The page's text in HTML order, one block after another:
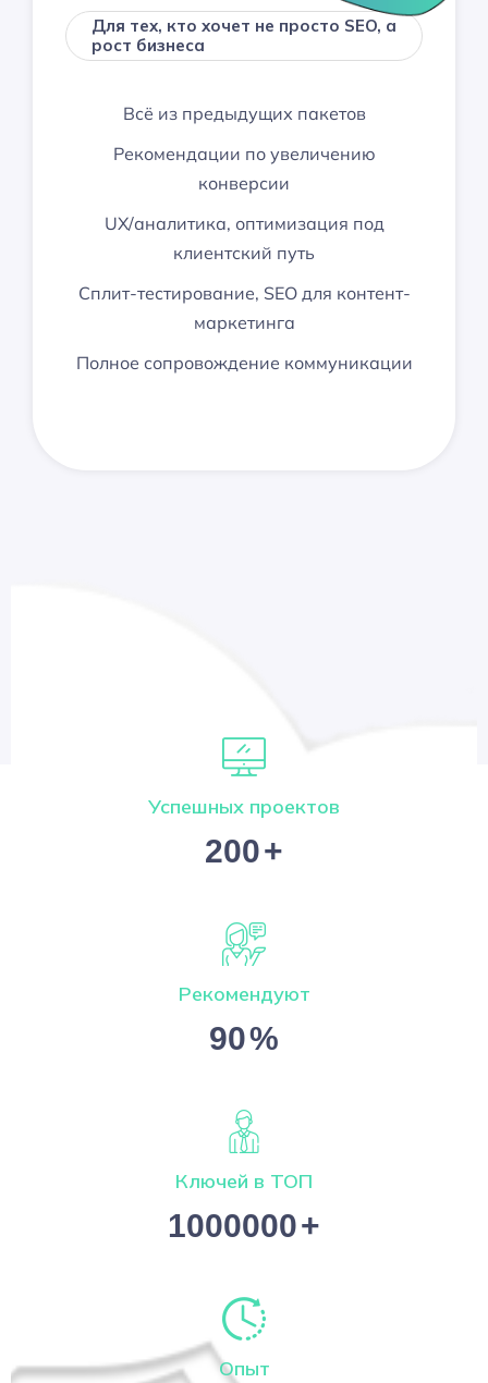
Для тех, кто хочет не просто SEO, а
рост бизнеса
Всё из предыдущих пакетов
Рекомендации по увеличению
конверсии
UX/аналитика, оптимизация под
клиентский путь
Сплит-тестирование, SEO для контент-
маркетинга
Полное сопровождение коммуникации
Успешных проектов
200+
Рекомендуют
90%
Ключей в ТОП
1000000+
Опыт